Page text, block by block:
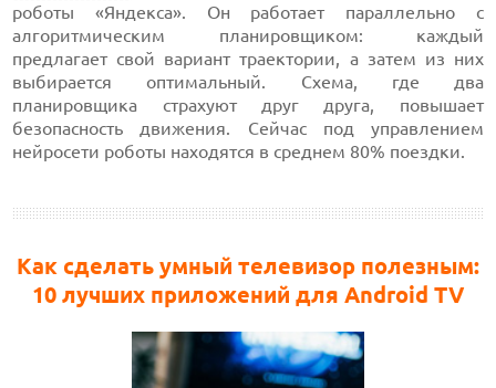
роботы «Яндекса». Он работает параллельно с
алгоритмическим планировщиком: каждый
предлагает свой вариант траектории, а затем из них
выбирается оптимальный. Схема, где два
планировщика страхуют друг друга, повышает
безопасность движения. Сейчас под управлением
нейросети роботы находятся в среднем 80% поездки.
Как сделать умный телевизор полезным:
10 лучших приложений для Android TV